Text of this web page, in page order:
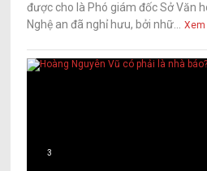
được cho là Phó giám đốc Sở Văn
Nghệ an đã nghỉ hưu, bởi nhữ...
3